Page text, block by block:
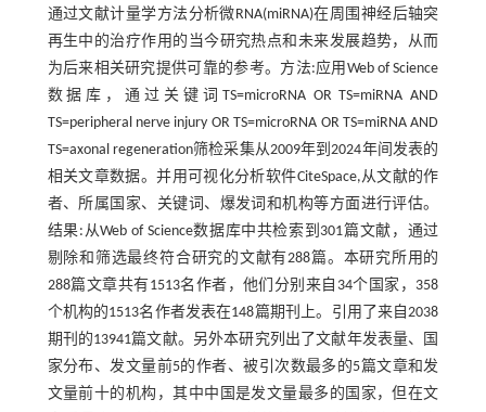
通过文献计量学方法分析微RNA(miRNA)在周围神经后轴突
再生中的治疗作用的当今研究热点和未来发展趋势，从而
为后来相关研究提供可靠的参考。方法:应用Web of Science
数据库，通过关键词TS=microRNA OR TS=miRNA AND
TS=peripheral nerve injury OR TS=microRNA OR TS=miRNA AND
TS=axonal regeneration筛检采集从2009年到2024年间发表的
相关文章数据。并用可视化分析软件CiteSpace,从文献的作
者、所属国家、关键词、爆发词和机构等方面进行评估。
结果:从Web of Science数据库中共检索到301篇文献，通过
剔除和筛选最终符合研究的文献有288篇。本研究所用的
288篇文章共有1513名作者，他们分别来自34个国家，358
个机构的1513名作者发表在148篇期刊上。引用了来自2038
期刊的13941篇文献。另外本研究列出了文献年发表量、国
家分布、发文量前5的作者、被引次数最多的5篇文章和发
文量前十的机构，其中中国是发文量最多的国家，但在文